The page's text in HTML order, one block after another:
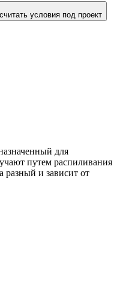
условия под проект
для
путем распиливания
разный и зависит от